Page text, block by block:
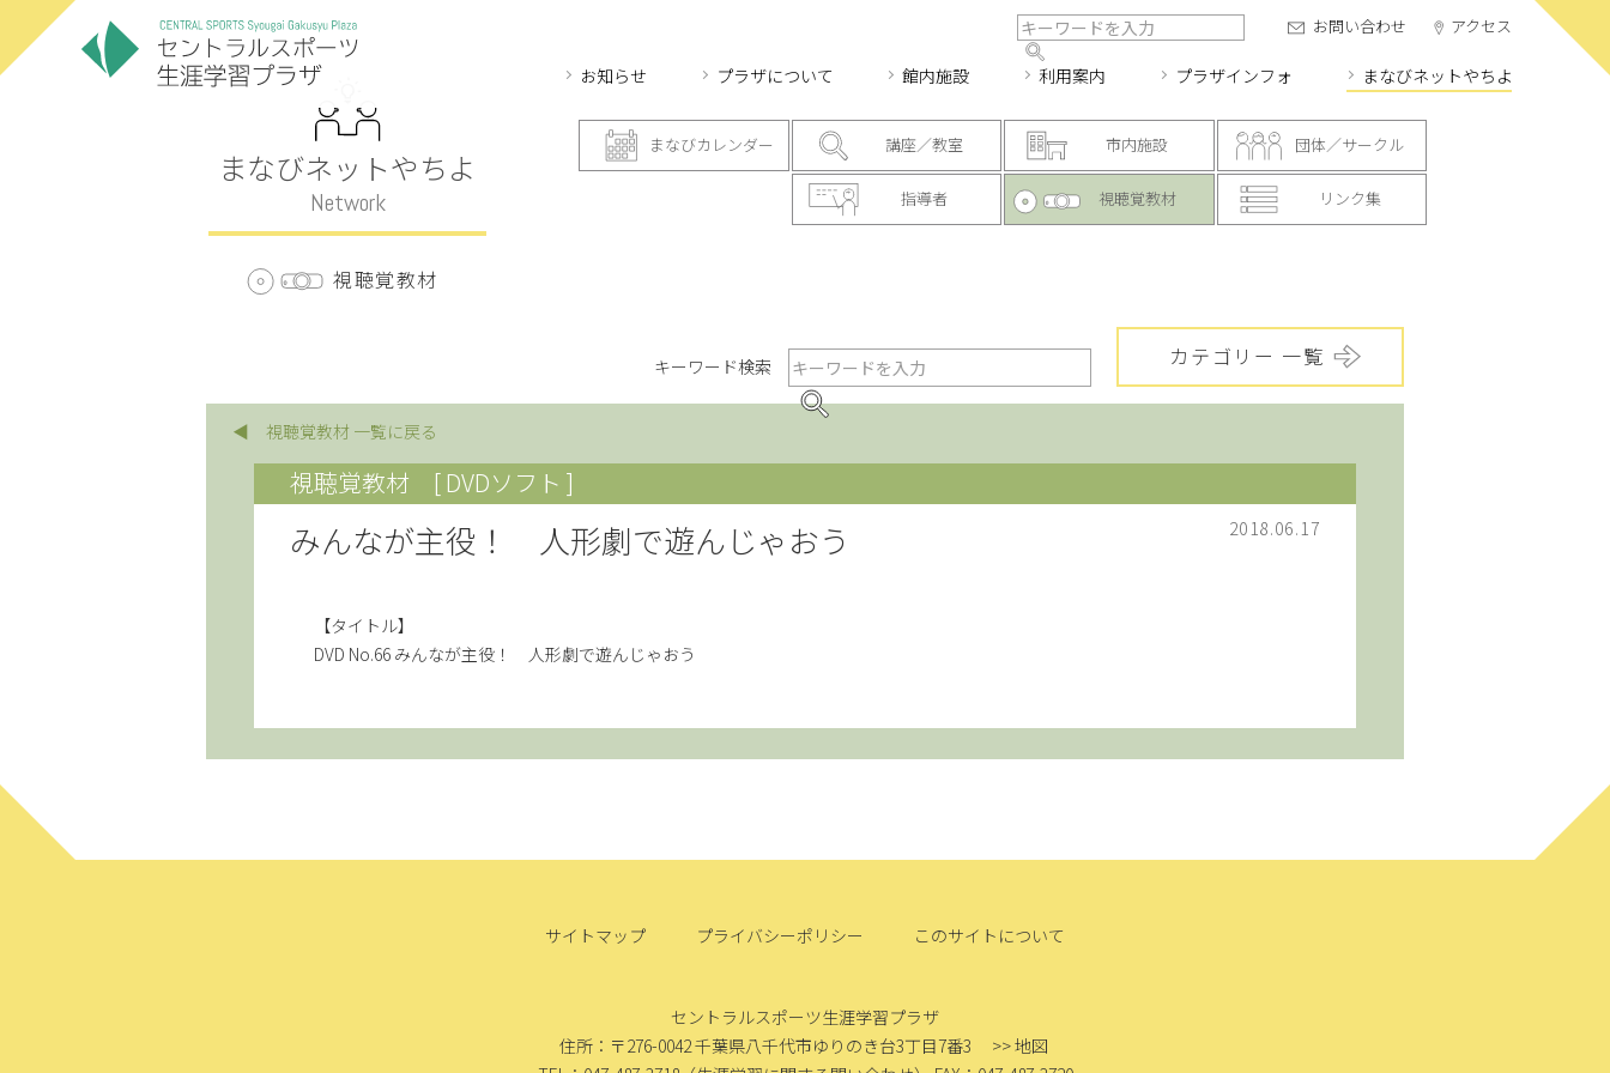
お知らせ プラザについて 館内施設 利用案内 プラザインフォ まなびネットやちよ
お問い合わせ アクセス
まなびネットやちよ
Network
視聴覚教材
まなびカレンダー 講座／教室 市内施設 団体／サークル
指導者 視聴覚教材 リンク集
キーワード検索 カテゴリー 一覧
◀ 視聴覚教材 一覧に戻る
視聴覚教材 [ DVDソフト ]
2018.06.17
みんなが主役！ 人形劇で遊んじゃおう
【タイトル】
DVD No.66 みんなが主役！ 人形劇で遊んじゃおう
サイトマップ プライバシーポリシー このサイトについて
セントラルスポーツ生涯学習プラザ
住所：〒276-0042千葉県八千代市ゆりのき台3丁目7番3
>> 地図